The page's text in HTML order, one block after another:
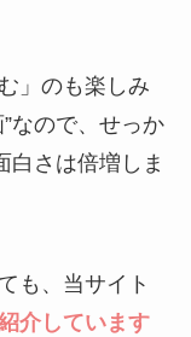
」のも楽しみ
なので、せっか
白さは倍増しま
も、当サイト
介しています